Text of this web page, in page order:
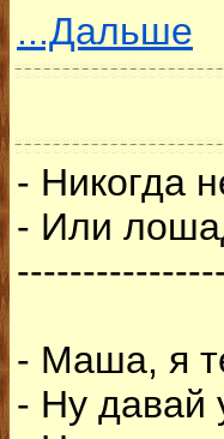
...Дальше
- Никогда
- Или
- Маша, я
- Ну давай